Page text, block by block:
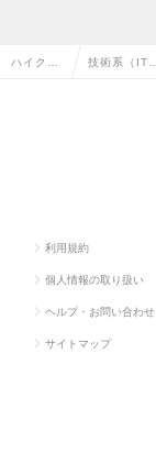
ハイクラ 技術系（IT・
利用規約
個人情報の取り扱い
ヘルプ・お問い合わせ
サイトマップ